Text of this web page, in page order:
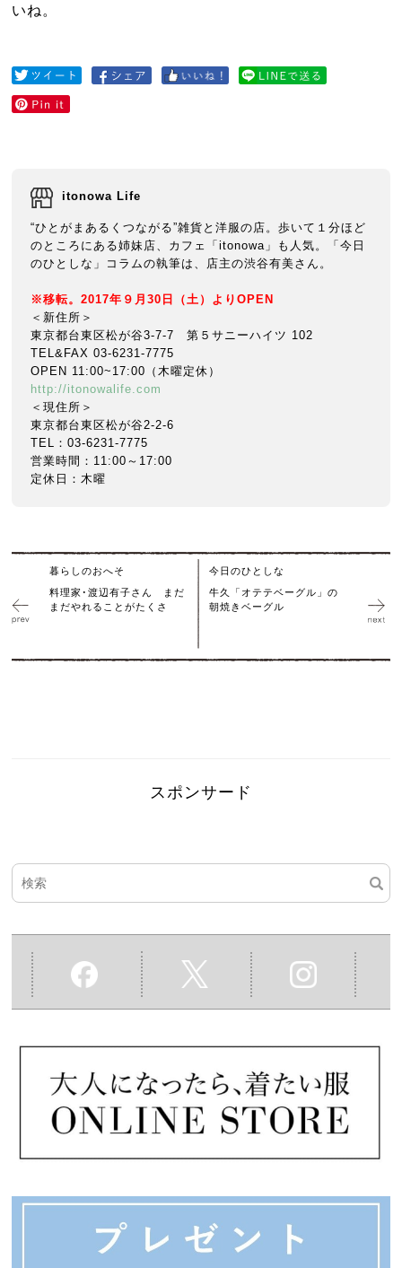
いね。
itonowa Life
“ひとがまあるくつながる”雑貨と洋服の店。歩いて１分ほど
のところにある姉妹店、カフェ「itonowa」も人気。「今日
のひとしな」コラムの執筆は、店主の渋谷有美さん。
※移転。2017年９月30日（土）よりOPEN
＜新住所＞
東京都台東区松が谷3-7-7 第５サニーハイツ 102
TEL&FAX 03-6231-7775
OPEN 11:00~17:00（木曜定休）
http://itonowalife.com
＜現住所＞
東京都台東区松が谷2-2-6
TEL：03-6231-7775
営業時間：11:00～17:00
定休日：木曜
暮らしのおへそ
料理家･渡辺有子さん まだ
まだやれることがたくさ
今日のひとしな
牛久「オテテベーグル」の
朝焼きベーグル
スポンサード